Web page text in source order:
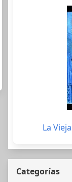
La
Categorías